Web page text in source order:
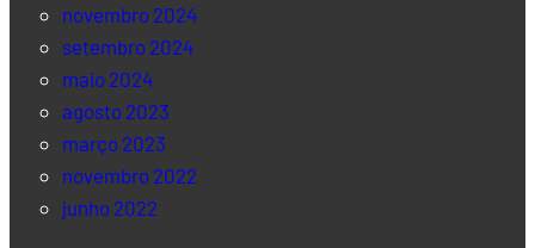
novembro 2024
setembro 2024
maio 2024
agosto 2023
março 2023
novembro 2022
junho 2022